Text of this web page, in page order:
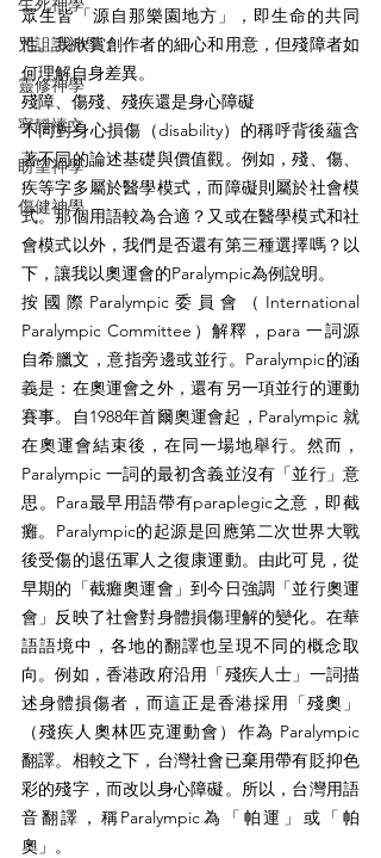
咒詛詩神學
靈修神學
寧靜禱文
盼望神學
傷健神學
眾生皆「源自那樂園地方」，即生命的共同
性。我欣賞創作者的細心和用意，但殘障者如
何理解自身差異。
殘障、傷殘、殘疾還是身心障礙
不同對身心損傷（disability）的稱呼背後蘊含
著不同的論述基礎與價值觀。例如，殘、傷、
疾等字多屬於醫學模式，而障礙則屬於社會模
式。那個用語較為合適？又或在醫學模式和社
會模式以外，我們是否還有第三種選擇嗎？以
下，讓我以奧運會的Paralympic為例說明。
按國際Paralympic委員會（International
Paralympic Committee）解釋，para 一詞源
自希臘文，意指旁邊或並行。Paralympic的涵
義是：在奧運會之外，還有另一項並行的運動
賽事。自1988年首爾奧運會起，Paralympic 就
在奧運會結束後，在同一場地舉行。然而，
Paralympic 一詞的最初含義並沒有「並行」意
思。Para最早用語帶有paraplegic之意，即截
癱。Paralympic的起源是回應第二次世界大戰
後受傷的退伍軍人之復康運動。由此可見，從
早期的「截癱奧運會」到今日強調「並行奧運
會」反映了社會對身體損傷理解的變化。在華
語語境中，各地的翻譯也呈現不同的概念取
向。例如，香港政府沿用「殘疾人士」一詞描
述身體損傷者，而這正是香港採用「殘奧」
（殘疾人奧林匹克運動會）作為 Paralympic
翻譯。相較之下，台灣社會已棄用帶有貶抑色
彩的殘字，而改以身心障礙。所以，台灣用語
音翻譯，稱Paralympic為「帕運」或「帕
奧」。